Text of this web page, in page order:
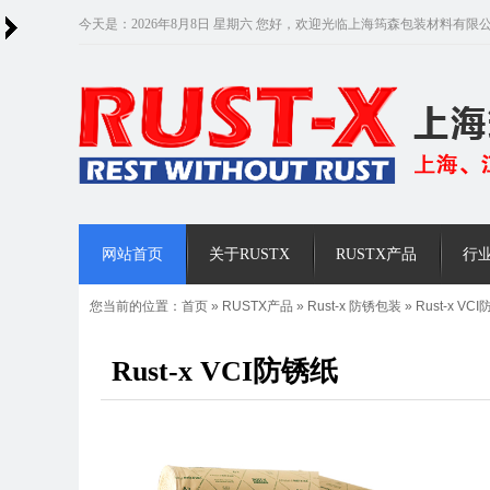
今天是：2026年8月8日 星期六 您好，欢迎光临上海筠森包装材料有限
网站首页 关于RUSTX RUSTX产品 行
您当前的位置： 首页 » RUSTX产品 » Rust-x 防锈包装 » Rust-x VCI
Rust-x VCI防锈纸